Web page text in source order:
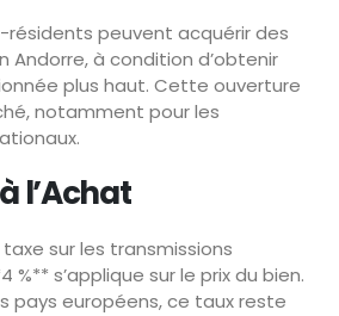
résidents peuvent acquérir des
Andorre, à condition d’obtenir
plus haut. Cette ouverture
notamment pour les
l’Achat
taxe sur les transmissions
s’applique sur le prix du bien.
pays européens, ce taux reste